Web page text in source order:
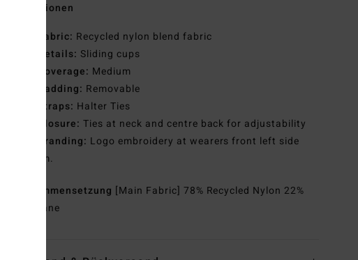
Funktionen
Fabric: Recycled nylon blend fabric
Details: Sliding cups
Coverage: Medium
Padding: Removable
Straps: Halter Ties
Closure: Ties at neck and centre back for adjustability
Branding: Logo embroidery at wearers front left side
seam.
Zusammensetzung [Main Fabric] 78% Recycled Nylon 22%
Elastane